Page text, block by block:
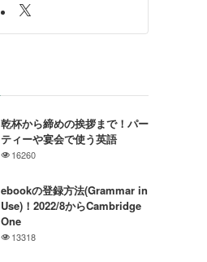
乾杯から締めの挨拶まで！パー
ティーや宴会で使う英語
16260
ebookの登録方法(Grammar in
Use)！2022/8からCambridge
One
13318